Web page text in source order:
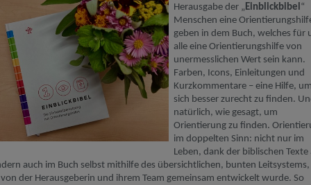
Herausgabe der „Einblickbibel“
Menschen eine
geben in dem Buch, welches für
alle eine Orientierungshilfe von
unermesslichen Wert sein kann.
Farben, Icons, Einleitungen und
Kurzkommentare – eine Hilfe,
sich besser zurecht zu finden.
natürlich, wie gesagt, um
Orientierung zu finden.
im doppelten Sinn: nicht nur im
Leben, dank der biblischen Texte
auch im Buch selbst mithilfe des übersichtlichen, bunten Leitsystems,
der Herausgeberin und ihrem Team gemeinsam entwickelt wurde. So